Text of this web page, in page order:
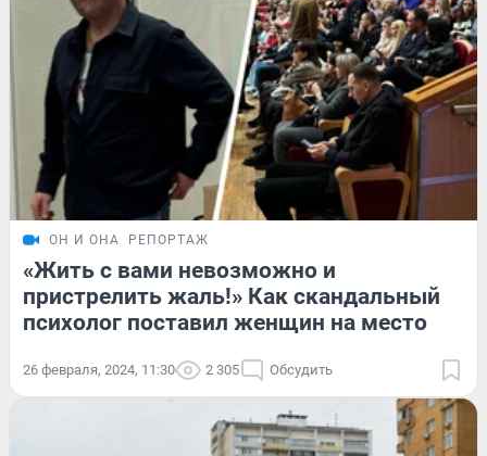
ОН И ОНА РЕПОРТАЖ
«Жить с вами невозможно и
пристрелить жаль!» Как скандальный
психолог поставил женщин на место
26 февраля, 2024, 11:30 2 305 Обсудить